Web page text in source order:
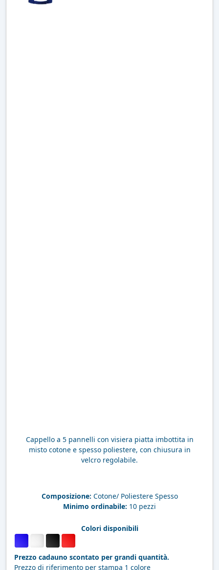
Cappello a 5 pannelli con visiera piatta imbottita in
misto cotone e spesso poliestere, con chiusura in
velcro regolabile.
Composizione: Cotone/ Poliestere Spesso
Minimo ordinabile: 10 pezzi
Colori disponibili
Prezzo cadauno scontato per grandi quantità.
Prezzo di riferimento per stampa 1 colore